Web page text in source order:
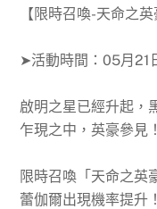
【限時召喚-天命之英
➤活動時間：05月21
啟明之星已經升起，
乍現之中，英豪參見
限時召喚「天命之英
蕾伽爾出現機率提升